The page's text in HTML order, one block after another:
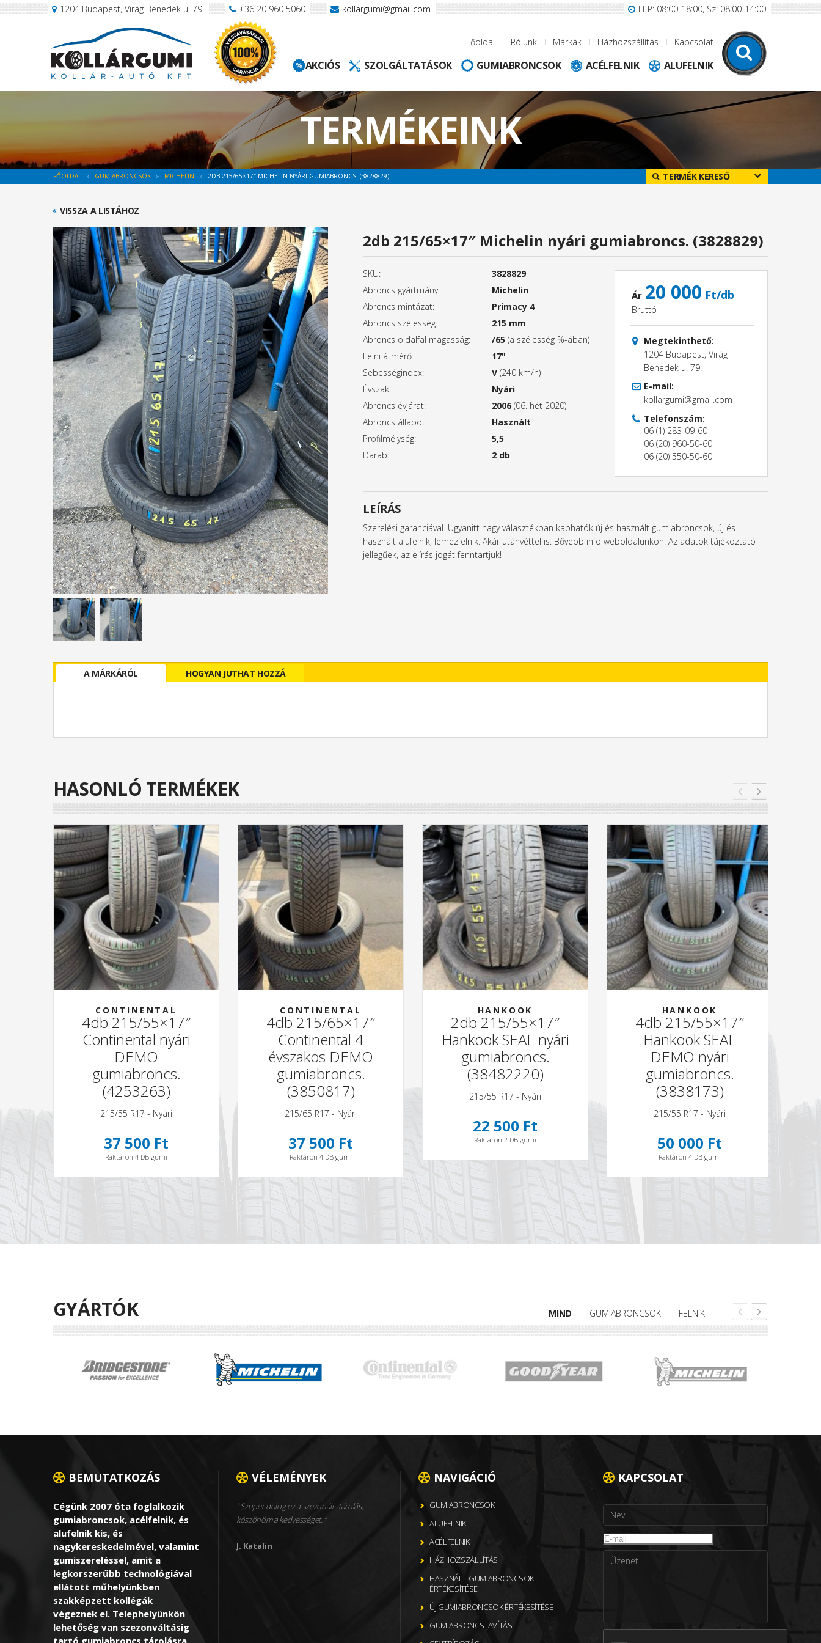
1204 Budapest, Virág Benedek u. 79. +36 20 960 5060 kollargumi@gmail.com H-P: 08:00-18:00, Sz: 08:00-14:00
Főoldal Rólunk Márkák Házhozszállítás Kapcsolat
AKCIÓS SZOLGÁLTATÁSOK GUMIABRONCSOK ACÉLFELNIK ALUFELNIK
TERMÉKEINK
FŐOLDAL GUMIABRONCSOK MICHELIN 2DB 215/65×17″ MICHELIN NYÁRI GUMIABRONCS. (3828829) TERMÉK KERESŐ
VISSZA A LISTÁHOZ
2db 215/65×17″ Michelin nyári gumiabroncs. (3828829)
SKU:
3828829
Abroncs gyártmány:
Michelin
Abroncs mintázat:
Primacy 4
Abroncs szélesség:
215 mm
Abroncs oldalfal magasság:
/65 (a szélesség %-ában)
Felni átmérő:
17"
Sebességindex:
V(240 km/h)
Évszak:
Nyári
Abroncs évjárat:
2006 (06. hét 2020)
Abroncs állapot:
Használt
Profilmélység:
5,5
Darab:
2 db
Ár 20 000 Ft/db
Bruttó
Megtekinthető:
1204 Budapest, Virág
Benedek u. 79.
E-mail:
kollargumi@gmail.com
Telefonszám:
06 (1) 283-09-60
06 (20) 960-50-60
06 (20) 550-50-60
LEÍRÁS
Szerelési garanciával. Ugyanitt nagy választékban kaphatók új és használt gumiabroncsok, új és
használt alufelnik, lemezfelnik. Akár utánvéttel is. Bővebb info weboldalunkon. Az adatok tájékoztató
jellegűek, az elírás jogát fenntartjuk!
A MÁRKÁRÓL HOGYAN JUTHAT HOZZÁ
HASONLÓ TERMÉKEK
CONTINENTAL
4db 215/55×17″
Continental nyári
DEMO
gumiabroncs.
(4253263)
215/55 R17 - Nyári
37 500 Ft
Raktáron 4 DB gumi
CONTINENTAL
4db 215/65×17″
Continental 4
évszakos DEMO
gumiabroncs.
(3850817)
215/65 R17 - Nyári
37 500 Ft
Raktáron 4 DB gumi
HANKOOK
2db 215/55×17″
Hankook SEAL nyári
gumiabroncs.
(38482220)
215/55 R17 - Nyári
22 500 Ft
Raktáron 2 DB gumi
HANKOOK
4db 215/55×17″
Hankook SEAL
DEMO nyári
gumiabroncs.
(3838173)
215/55 R17 - Nyári
50 000 Ft
Raktáron 4 DB gumi
GYÁRTÓK MIND GUMIABRONCSOK FELNIK
BEMUTATKOZÁS
Cégünk 2007 óta foglalkozik
gumiabroncsok, acélfelnik, és
alufelnik kis, és
nagykereskedelmével, valamint
gumiszereléssel, amit a
legkorszerűbb technológiával
ellátott műhelyünkben
szakképzett kollégák
végeznek el. Telephelyünkön
lehetőség van szezonváltásig
tartó gumiabroncs tárolásra
VÉLEMÉNYEK
Szuper dolog ez a szezonális tárolás,
köszönöm a kedvességet.
J. Katalin
NAVIGÁCIÓ
GUMIABRONCSOK
ALUFELNIK
ACÉLFELNIK
HÁZHOZSZÁLLÍTÁS
HASZNÁLT GUMIABRONCSOK
ÉRTÉKESÍTÉSE
ÚJ GUMIABRONCSOK ÉRTÉKESÍTÉSE
GUMIABRONCS-JAVÍTÁS
KAPCSOLAT